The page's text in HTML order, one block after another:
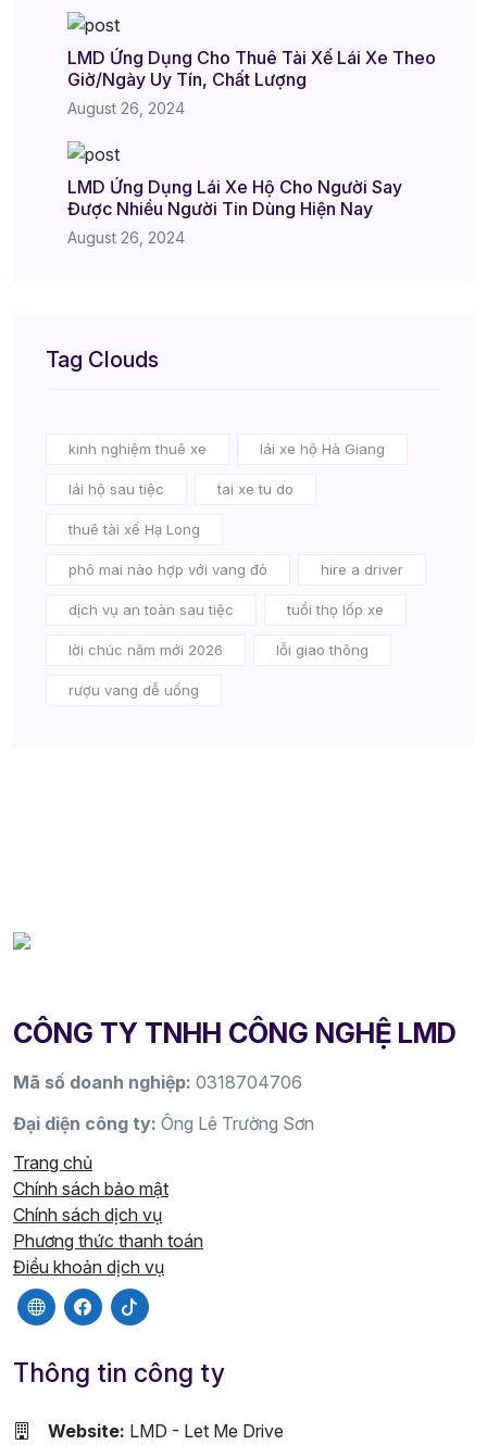
LMD Ứng Dụng Cho Thuê Tài Xế Lái Xe Theo
Giờ/Ngày Uy Tín, Chất Lượng
August 26, 2024
LMD Ứng Dụng Lái Xe Hộ Cho Người Say
Được Nhiều Người Tin Dùng Hiện Nay
August 26, 2024
Tag Clouds
kinh nghiệm thuê xe lái xe hộ Hà Giang
lái hộ sau tiệc tai xe tu do
thuê tài xế Hạ Long
phô mai nào hợp với vang đỏ hire a driver
dịch vụ an toàn sau tiệc tuổi thọ lốp xe
lời chúc năm mới 2026 lỗi giao thông
rượu vang dễ uống
CÔNG TY TNHH CÔNG NGHỆ LMD
Mã số doanh nghiệp: 0318704706
Đại diện công ty: Ông Lê Trường Sơn
Trang chủ
Chính sách bảo mật
Chính sách dịch vụ
Phương thức thanh toán
Điều khoản dịch vụ
Thông tin công ty
Website: LMD - Let Me Drive